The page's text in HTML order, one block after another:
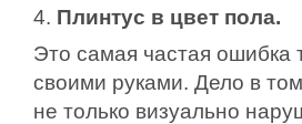
4. Плинтус в цвет пола.
Это самая частая ошибка
своими руками. Дело в
не только визуально